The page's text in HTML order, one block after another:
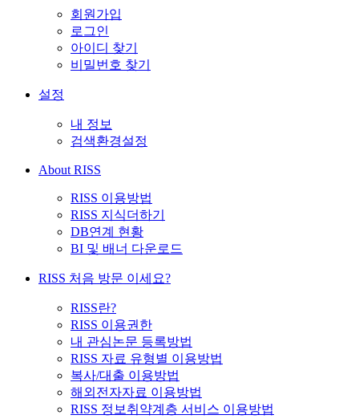
회원가입
로그인
아이디 찾기
비밀번호 찾기
설정
내 정보
검색환경설정
About RISS
RISS 이용방법
RISS 지식더하기
DB연계 현황
BI 및 배너 다운로드
RISS 처음 방문 이세요?
RISS란?
RISS 이용권한
내 관심논문 등록방법
RISS 자료 유형별 이용방법
복사/대출 이용방법
해외전자자료 이용방법
RISS 정보취약계층 서비스 이용방법